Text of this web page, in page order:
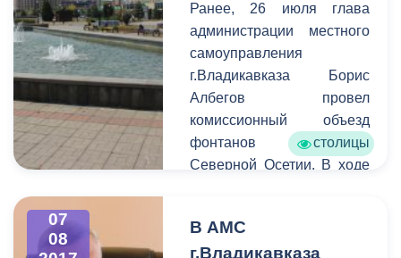
Ранее, 26 июля глава
администрации местного
самоуправления
г.Владикавказа Борис
Албегов провел
комиссионный объезд
фонтанов столицы
Северной Осетии. В ходе
благоустройства и
озеленения и Управлению
07
08
В АМС
г.Владикавказа